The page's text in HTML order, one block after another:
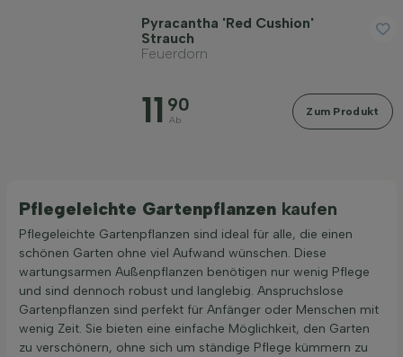
Pyracantha 'Red Cushion'
Strauch
Feuerdorn
11 90
Ab
Zum Produkt
Pflegeleichte Gartenpflanzen kaufen
Pflegeleichte Gartenpflanzen sind ideal für alle, die einen
schönen Garten ohne viel Aufwand wünschen. Diese
wartungsarmen Außenpflanzen benötigen nur wenig Pflege
und sind dennoch robust und langlebig. Anspruchslose
Gartenpflanzen sind perfekt für Anfänger oder Menschen mit
wenig Zeit. Sie bieten eine einfache Möglichkeit, den Garten
zu verschönern, ohne sich um ständige Pflege kümmern zu